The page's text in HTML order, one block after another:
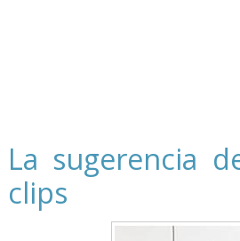
La sugerencia
clips